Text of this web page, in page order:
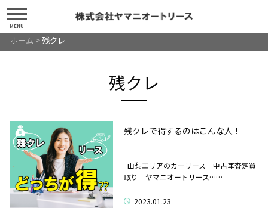
MENU
ホーム >残クレ
残クレ
残クレで得するのはこんな人！
山梨エリアのカーリース 中古車査定買
取り ヤマニオートリース……
2023.01.23